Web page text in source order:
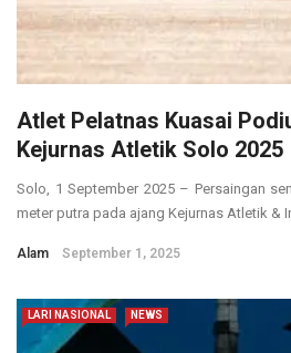
Atlet Pelatnas Kuasai
Kejurnas Atletik Solo 2025
Solo, 1 September 2025 – Persaingan
meter putra pada ajang Kejurnas Atletik &
Alam September 1, 2025
LARI NASIONAL NEWS